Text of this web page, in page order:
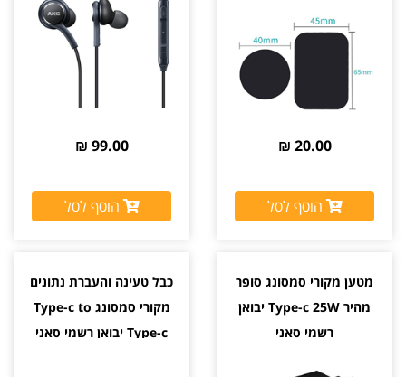
20.00 ₪
הוסף לסל
99.00 ₪
הוסף לסל
מטען מקורי סמסונג סופר
מהיר Type-c 25W יבואן
רשמי סאני
כבל טעינה והעברת נתונים
מקורי סמסונג Type-c to
Type-c יבואן רשמי סאני